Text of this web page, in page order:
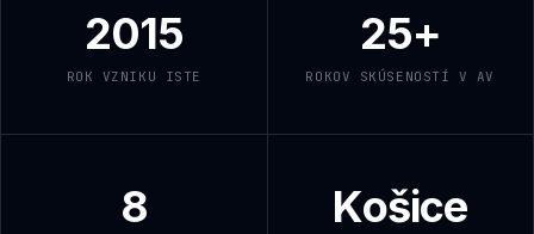
2015
ROK VZNIKU ISTE
25+
ROKOV SKÚSENOSTÍ V AV
8 Košice